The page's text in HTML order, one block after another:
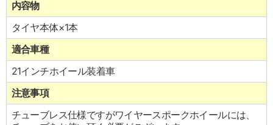
内容物
タイヤ本体×1本
適合車種
21インチホイール装着車
注意事項
チューブレス仕様ですがワイヤースポークホイールには、